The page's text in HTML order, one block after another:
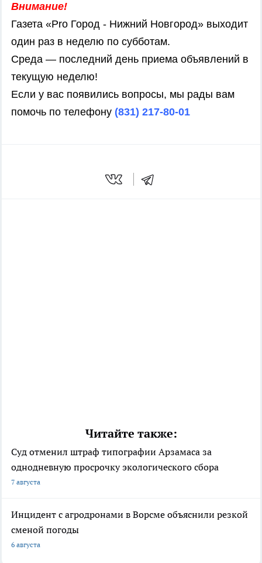
Внимание!
Газета «Pro Город - Нижний Новгород» выходит
один раз в неделю по субботам.
Среда — последний день приема объявлений в
текущую неделю!
Если у вас появились вопросы, мы рады вам
помочь по телефону (831) 217-80-01
Читайте также:
Суд отменил штраф типографии Арзамаса за
однодневную просрочку экологического сбора
7 августа
Инцидент с агродронами в Ворсме объяснили резкой
сменой погоды
6 августа